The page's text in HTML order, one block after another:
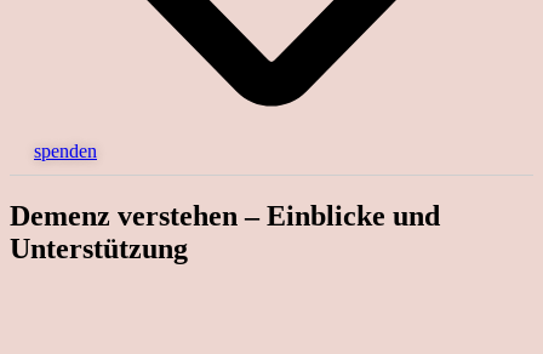
spenden
Demenz verstehen – Einblicke und
Unterstützung